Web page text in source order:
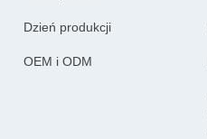
Dzień produkcji
OEM i ODM